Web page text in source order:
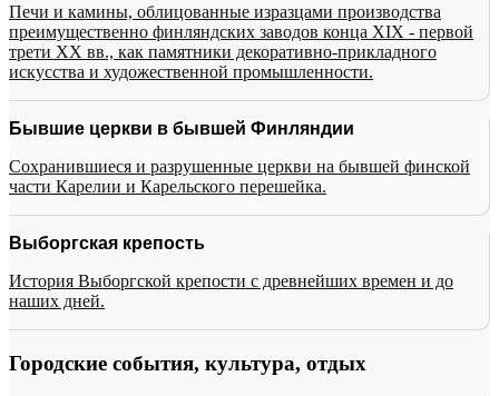
Печи и камины, облицованные изразцами производства
преимущественно финляндских заводов конца XIX - первой
трети XX вв., как памятники декоративно-прикладного
искусства и художественной промышленности.
Бывшие церкви в бывшей Финляндии
Сохранившиеся и разрушенные церкви на бывшей финской
части Карелии и Карельского перешейка.
Выборгская крепость
История Выборгской крепости с древнейших времен и до
наших дней.
Городские события, культура, отдых